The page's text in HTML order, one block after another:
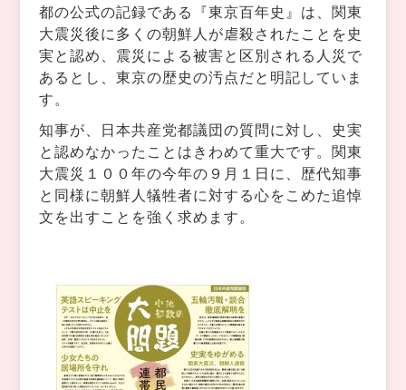
都の公式の記録である『東京百年史』は、関東
大震災後に多くの朝鮮人が虐殺されたことを史
実と認め、震災による被害と区別される人災で
あるとし、東京の歴史の汚点だと明記していま
す。
知事が、日本共産党都議団の質問に対し、史実
と認めなかったことはきわめて重大です。関東
大震災１００年の今年の９月１日に、歴代知事
と同様に朝鮮人犠牲者に対する心をこめた追悼
文を出すことを強く求めます。